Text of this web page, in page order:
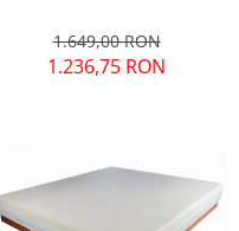
1.649,00 RON
1.236,75 RON